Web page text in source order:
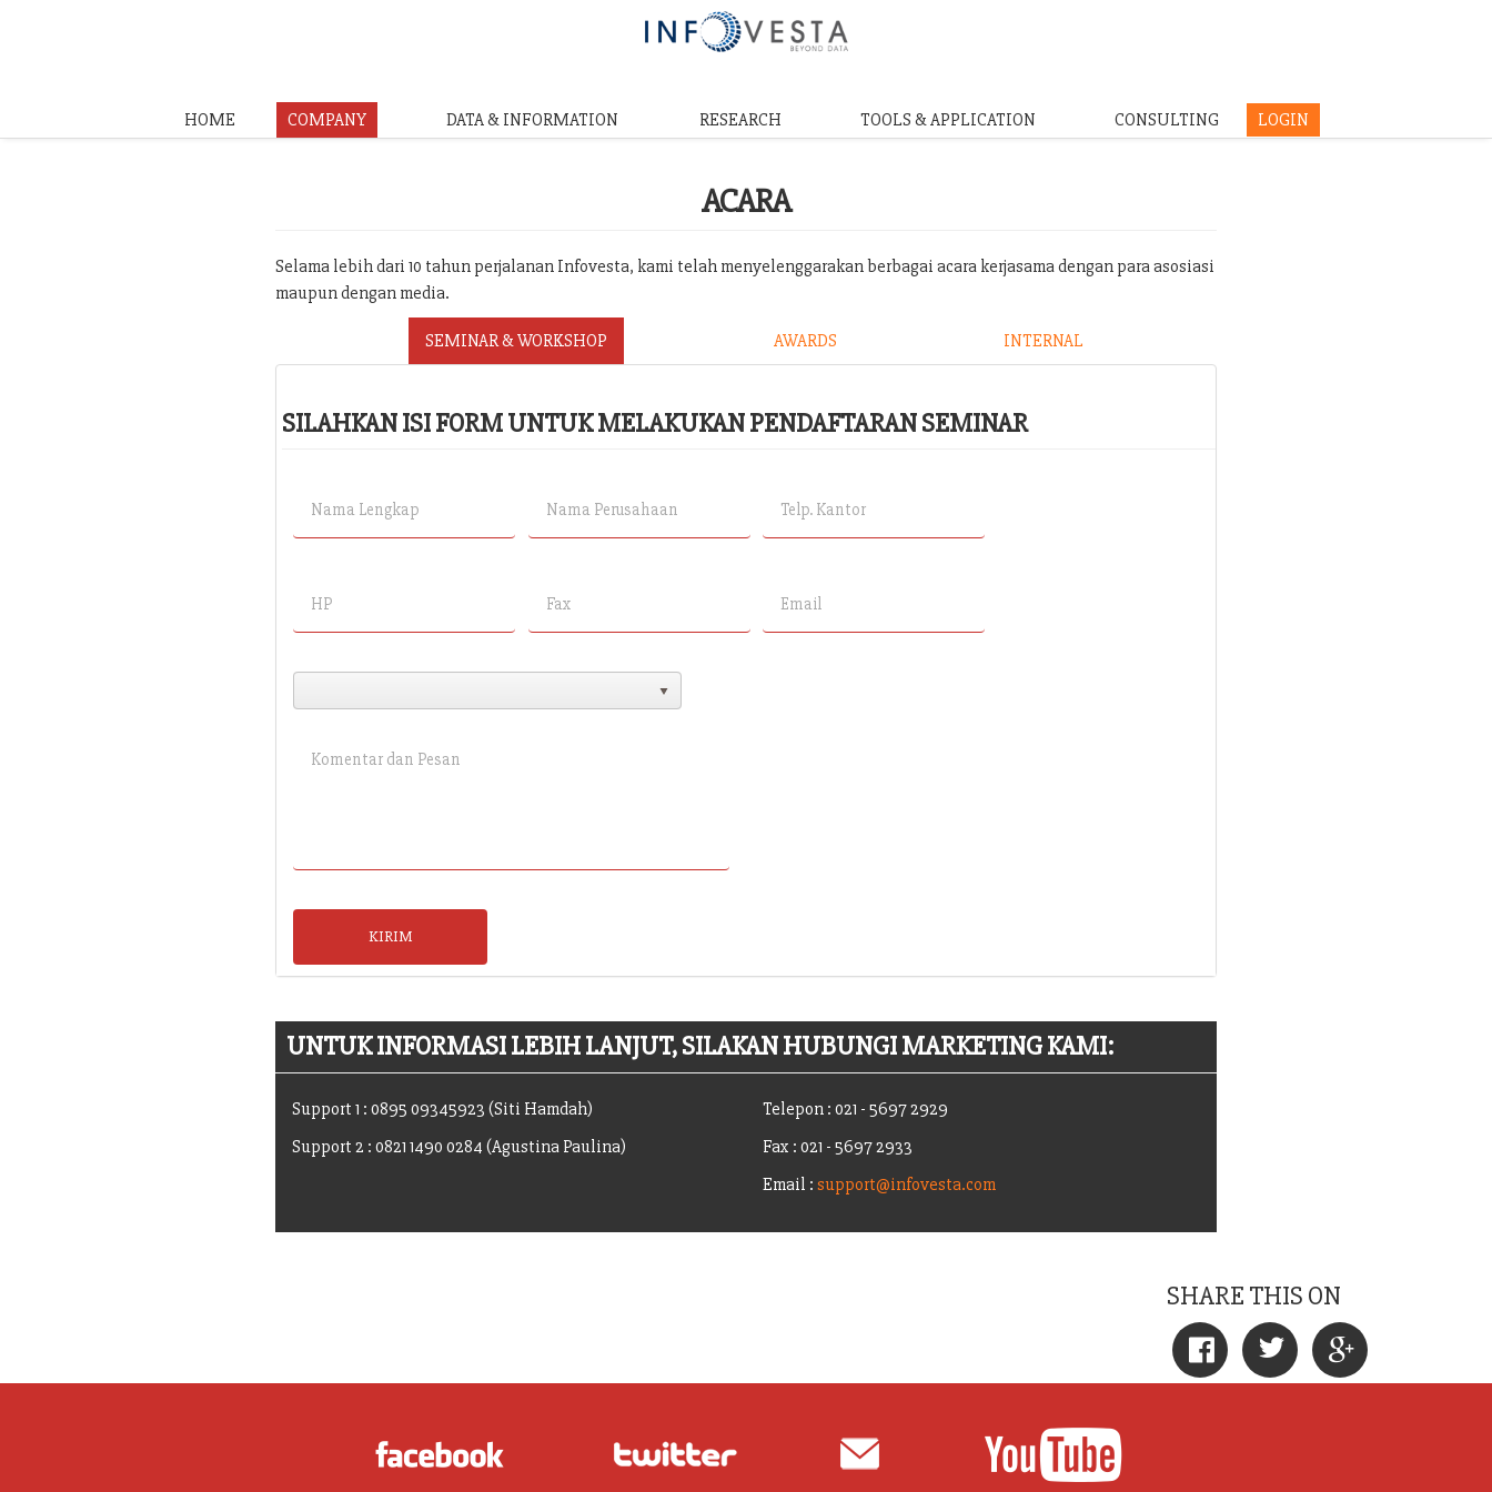
HOME COMPANY DATA & INFORMATION RESEARCH TOOLS & APPLICATION CONSULTING LOGIN
ACARA
Selama lebih dari 10 tahun perjalanan Infovesta, kami telah menyelenggarakan berbagai acara kerjasama dengan para asosiasi
maupun dengan media.
SEMINAR & WORKSHOP AWARDS INTERNAL
SILAHKAN ISI FORM UNTUK MELAKUKAN PENDAFTARAN SEMINAR
UNTUK INFORMASI LEBIH LANJUT, SILAKAN HUBUNGI MARKETING KAMI:
Support 1 : 0895 09345923 (Siti Hamdah)
Support 2 : 0821 1490 0284 (Agustina Paulina)
Telepon : 021 - 5697 2929
Fax : 021 - 5697 2933
Email : support@infovesta.com
SHARE THIS ON